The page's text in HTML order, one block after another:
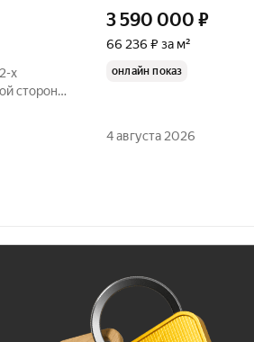
х
стороне,
семьи
3 590 000 ₽
66 236 ₽ за м²
онлайн показ
4 августа 2026